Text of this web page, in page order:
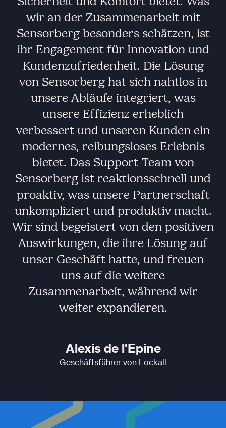
wir an der Zusammenarbeit mit
Sensorberg besonders schätzen, ist
ihr Engagement für Innovation und
Kundenzufriedenheit. Die Lösung
von Sensorberg hat sich nahtlos in
unsere Abläufe integriert, was
unsere Effizienz erheblich
verbessert und unseren Kunden ein
modernes, reibungsloses Erlebnis
bietet. Das Support-Team von
Sensorberg ist reaktionsschnell und
proaktiv, was unsere Partnerschaft
unkompliziert und produktiv macht.
Wir sind begeistert von den positiven
Auswirkungen, die ihre Lösung auf
unser Geschäft hatte, und freuen
uns auf die weitere
Zusammenarbeit, während wir
weiter expandieren.
Alexis de l'Epine
Geschäftsführer von Lockall